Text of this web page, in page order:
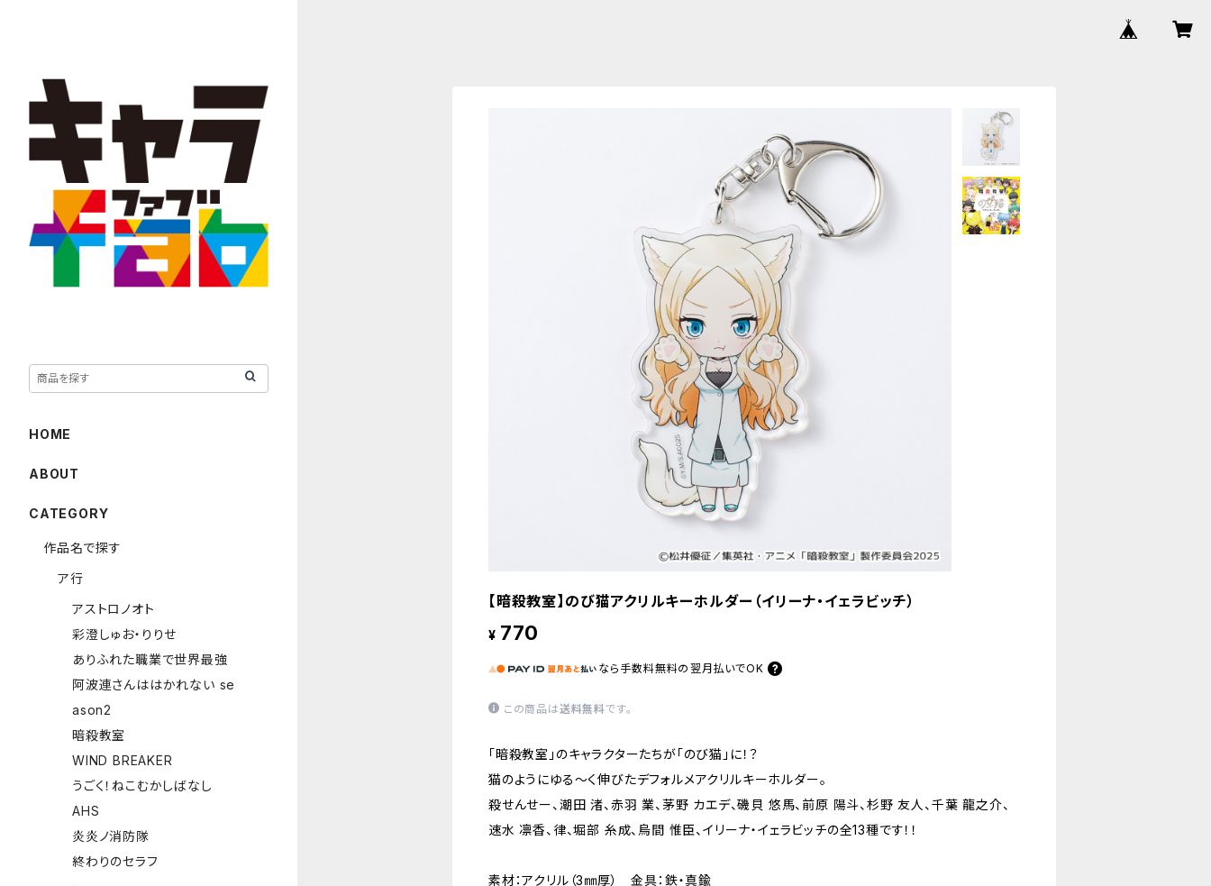
【暗殺教室】のび猫アクリルキーホルダー（イリーナ・イェラビッチ）
¥ 770
なら 手数料無料の 翌月払いでOK
この商品は送料無料です。
「暗殺教室」のキャラクターたちが「のび猫」に！？
猫のようにゆる〜く伸びたデフォルメアクリルキーホルダー。
殺せんせー、潮田 渚、赤羽 業、茅野 カエデ、磯貝 悠馬、前原 陽斗、杉野 友人、千葉 龍之介、
速水 凛香、律、堀部 糸成、烏間 惟臣、イリーナ・イェラビッチの全13種です！！
素材：アクリル（3㎜厚） 金具：鉄・真鍮
HOME
ABOUT
CATEGORY
作品名で探す
ア行
アストロノオト
彩澄しゅお・りりせ
ありふれた職業で世界最強
阿波連さんははかれない se
ason2
暗殺教室
WIND BREAKER
うごく！ねこむかしばなし
AHS
炎炎ノ消防隊
終わりのセラフ